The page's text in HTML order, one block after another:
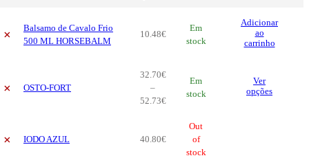
×
Balsamo de Cavalo Frio
500 ML HORSEBALM
10.48€
Em
stock
Adicionar
ao
carrinho
× OSTO-FORT
32.70€
–
52.73€Price
€
through
73€
Em
stock
Ver
opções
× IODO AZUL 40.80€
Out
of
stock